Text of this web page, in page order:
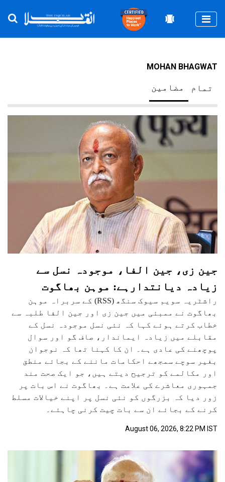
MOHAN BHAGWAT
مضامین تمام
جین زی، جین الفا، موجودہ نسل سے
زیادہ دیانتدارہے: موہن بھاگوت
راشٹریہ سویم سیوک سنگھ (RSS) کے سربراہ موہن
بھاگوت نے ممبئی میں جین زی اور جین الفا طلبہ سے
خطاب کرتے ہوئے کہا کہ نئی نسل موجودہ نسل کے
مقابلے میں زیادہ ایماندار، صاف گو اور سوال
پوچھنے کی عادی ہے۔ ان کا کہنا تھا کہ نوجوان
بغیر سوچے سمجھے احکامات ماننے کے بجائے منطق
اور مکالمے کو ترجیح دیتے ہیں، جو ایک صحت مند
جمہوری معاشرے کی علامت ہے۔ بھاگوت نے اس بات پر
زور دیا کہ بزرگوں کو نئی نسل پر اپنے خیالات مسلط
کرنے کے بجائے ان سے بات چیت کرنی چاہئے۔
August 06, 2026, 8:22 PM IST